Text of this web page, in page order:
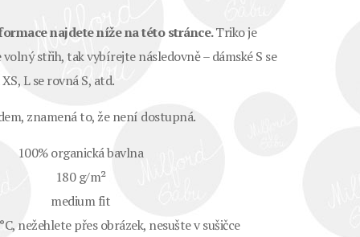
najdete níže na této stránce.Triko je
střih, tak vybírejte následovně – dámské S se
L se rovná S, atd.
znamená to, že není dostupná.
100% organická bavlna
180 g/m²
medium fit
nežehlete přes obrázek, nesušte v sušičce